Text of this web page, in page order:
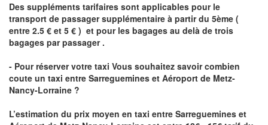
Des suppléments tarifaires sont applicables pour le
transport de passager supplémentaire à partir du 5ème (
entre 2.5 € et 5 € ) et pour les bagages au delà de trois
bagages par passager .
- Pour réserver votre taxi Vous souhaitez savoircombien
coute un taxi entre Sarreguemines et Aéroport de Metz-
Nancy-Lorraine ?
L’estimation du prix moyen en taxi entre Sarreguemines et